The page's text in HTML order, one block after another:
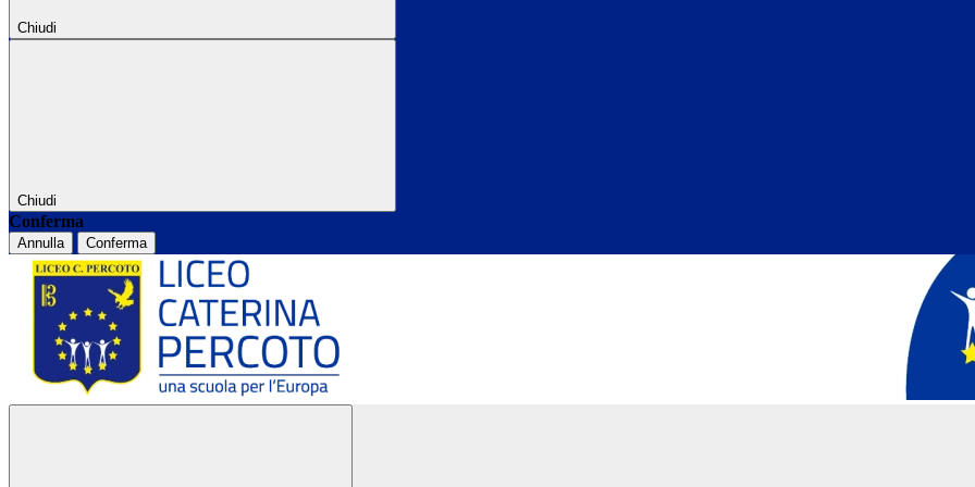
Chiudi
Chiudi
Conferma
Annulla Conferma